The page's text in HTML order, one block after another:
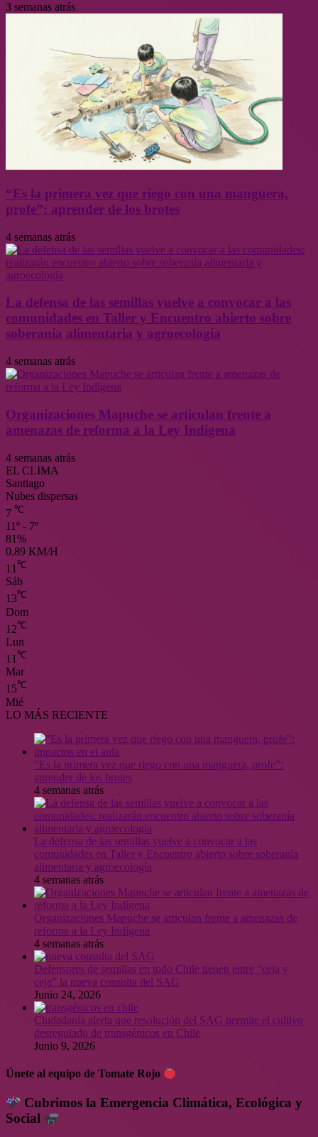
3 semanas atrás
“Es la primera vez que riego con una manguera,
profe”: aprender de los brotes
4 semanas atrás
La defensa de las semillas vuelve a convocar a las
comunidades en Taller y Encuentro abierto sobre
soberanía alimentaria y agroecología
4 semanas atrás
Organizaciones Mapuche se articulan frente a
amenazas de reforma a la Ley Indígena
4 semanas atrás
EL CLIMA
Santiago
Nubes dispersas
7 ℃
11º - 7º
81%
0.89 KM/H
11 ℃
Sáb
13℃
Dom
12℃
Lun
11 ℃
Mar
15℃
Mié
LO MÁS RECIENTE
“Es la primera vez que riego con una manguera, profe”:
aprender de los brotes
4 semanas atrás
La defensa de las semillas vuelve a convocar a las
comunidades en Taller y Encuentro abierto sobre soberanía
alimentaria y agroecología
4 semanas atrás
Organizaciones Mapuche se articulan frente a amenazas de
reforma a la Ley Indígena
4 semanas atrás
Defensores de semillas en todo Chile tienen entre “ceja y
ceja” la nueva consulta del SAG
Junio 24, 2026
Ciudadanía alerta que resolución del SAG permite el cultivo
desregulado de transgénicos en Chile
Junio 9, 2026
Únete al equipo de Tomate Rojo
Cubrimos la Emergencia Climática, Ecológica y
Social